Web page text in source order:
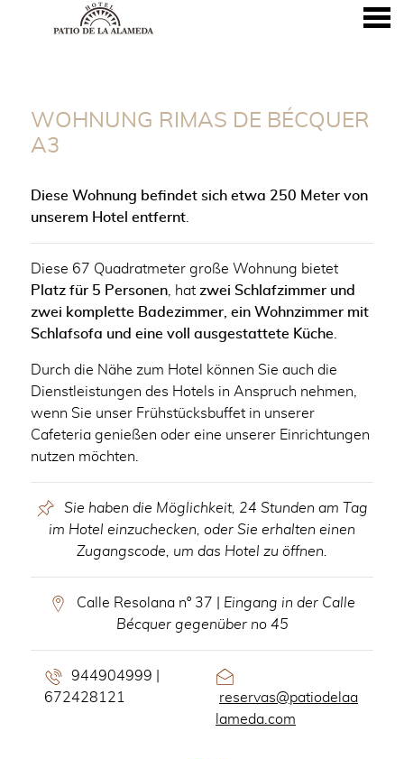
WOHNUNG RIMAS DE BÉCQUER
A3
Diese Wohnung befindet sich etwa 250 Meter von
unserem Hotel entfernt.
Diese 67 Quadratmeter große Wohnung bietet
Platz für 5 Personen, hat zwei Schlafzimmer und
zwei komplette Badezimmer, ein Wohnzimmer mit
Schlafsofa und eine voll ausgestattete Küche
Durch die Nähe zum Hotel können Sie auch die
Dienstleistungen des Hotels in Anspruch nehmen,
wenn Sie unser Frühstücksbuffet in unserer
Cafeteria genießen oder eine unserer Einrichtungen
nutzen möchten.
Sie haben die Möglichkeit, 24 Stunden am Tag
im Hotel einzuchecken, oder Sie erhalten einen
Zugangscode, um das Hotel zu öffnen.
Calle Resolana nº 37 | Eingang in der Calle
Bécquer gegenüber no 45
944904999 |
672428121
reservas@patiodelaa
lameda.com